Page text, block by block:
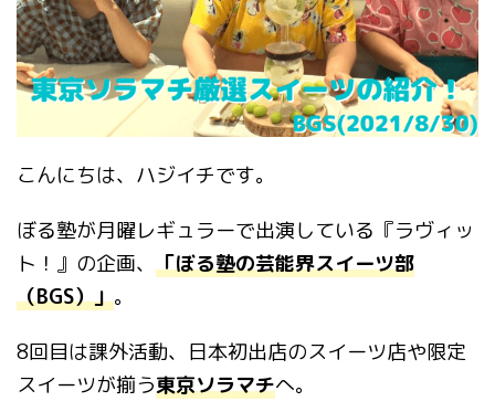
こんにちは、ハジイチです。
ぼる塾が月曜レギュラーで出演している『ラヴィッ
ト！』の企画、 「ぼる塾の芸能界スイーツ部
（BGS）」。
8回目は課外活動、日本初出店のスイーツ店や限定
スイーツが揃う東京ソラマチへ。